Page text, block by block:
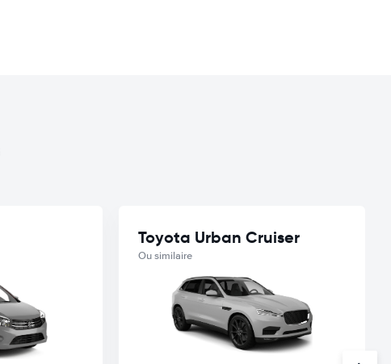
Toyota Urban Cruiser
Ou similaire